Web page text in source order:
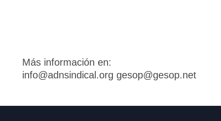
Más información en:
info@adnsindical.org gesop@gesop.net